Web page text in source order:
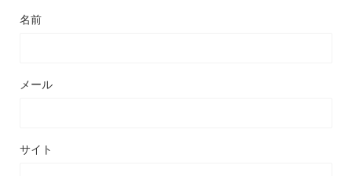
名前
メール
サイト